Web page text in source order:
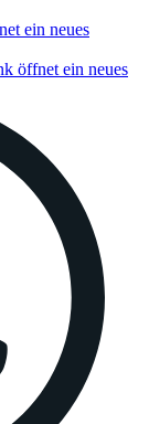
ein neues
öffnet ein neues